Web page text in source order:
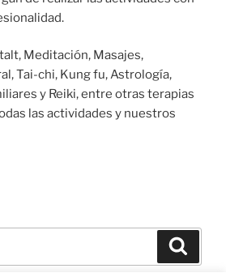
Meditación, Masajes,
Tai-chi, Kung fu, Astrología,
y Reiki, entre otras terapias
las actividades y nuestros